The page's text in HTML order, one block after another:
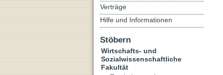
Verträge
Hilfe und Informationen
Stöbern
Wirtschafts- und
Sozialwissenschaftliche
Fakultät